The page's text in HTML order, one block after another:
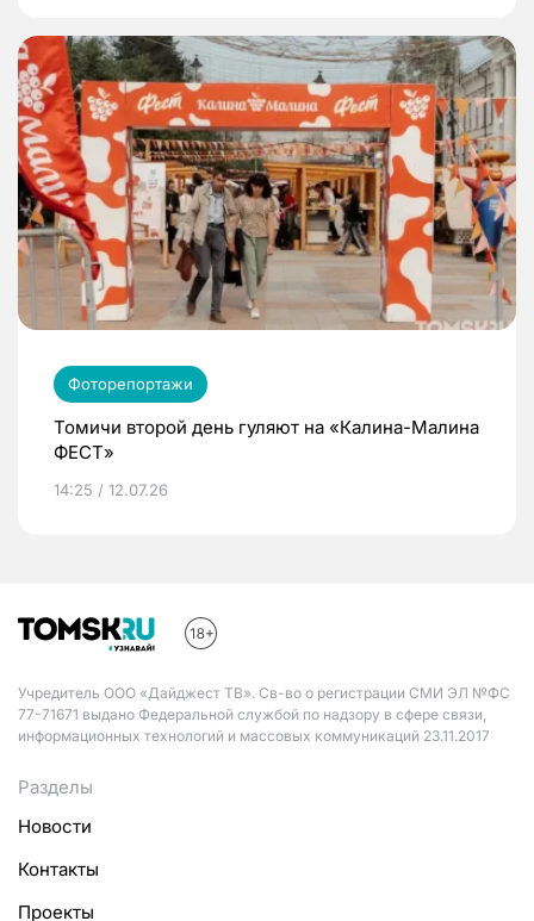
Фоторепортажи
Томичи второй день гуляют на «Калина-Малина
ФЕСТ»
14:25 / 12.07.26
Учредитель ООО «Дайджест ТВ». Св-во о регистрации СМИ ЭЛ №ФС
77-71671 выдано Федеральной службой по надзору в сфере связи,
информационных технологий и массовых коммуникаций 23.11.2017
Разделы
Новости
Контакты
Проекты